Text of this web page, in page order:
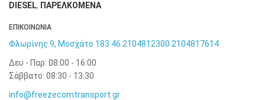
DIESEL, ΠΑΡΕΛΚΟΜΕΝΑ
ΕΠΙΚΟΙΝΩΝΙΑ
Φλωρίνης 9, Μοσχάτο 183 46 2104812300 2104817614
Δευ - Παρ: 08:00 - 16:00
Σάββατο: 08:30 - 13:30
info@freezecomtransport.gr